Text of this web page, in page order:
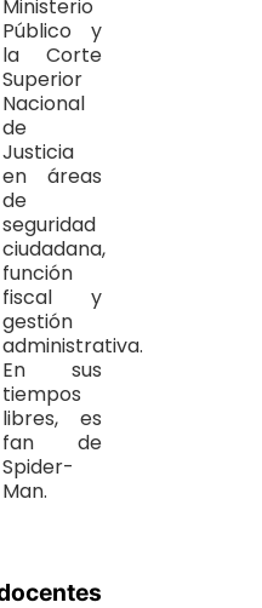
Ministerio
Público y
la Corte
Superior
Nacional
de
Justicia
en áreas
de
seguridad
ciudadana,
función
fiscal y
gestión
administrativa.
En sus
tiempos
libres, es
fan de
Spider-
Man.